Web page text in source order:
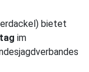
bietet
im